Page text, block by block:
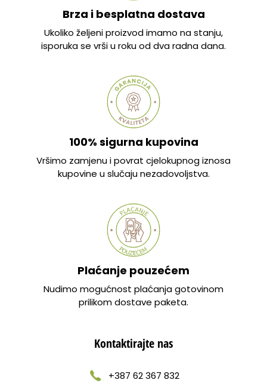
Brza i besplatna dostava
Ukoliko željeni proizvod imamo na stanju,
isporuka se vrši u roku od dva radna dana.
100% sigurna kupovina
Vršimo zamjenu i povrat cjelokupnog iznosa
kupovine u slučaju nezadovoljstva.
Plaćanje pouzećem
Nudimo mogućnost plaćanja gotovinom
prilikom dostave paketa.
Kontaktirajte nas
+387 62 367 832